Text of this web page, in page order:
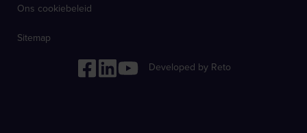
Ons cookiebeleid
Sitemap
Developed by Reto